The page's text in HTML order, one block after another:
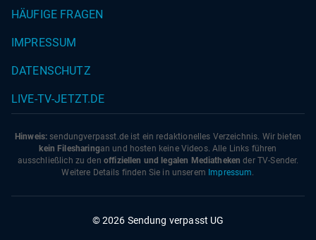
HÄUFIGE FRAGEN
IMPRESSUM
DATENSCHUTZ
LIVE-TV-JETZT.DE
Hinweis: sendungverpasst.de ist ein redaktionelles Verzeichnis. Wir bieten
kein Filesharingan und hosten keine Videos. Alle Links führen
ausschließlich zu den offiziellen und legalen Mediatheken der TV-Sender.
Weitere Details finden Sie in unserem Impressum.
© 2026 Sendung verpasst UG